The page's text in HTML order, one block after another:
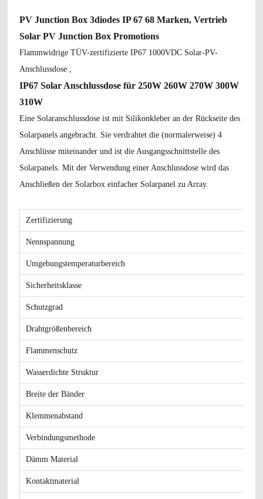
PV Junction Box 3diodes IP 67 68 Marken, Vertrieb
Solar PV Junction Box Promotions
Flammwidrige TÜV-zertifizierte IP67 1000VDC Solar-PV-
Anschlussdose
IP67 Solar Anschlussdose für 250W 260W 270W 300W
310W
Eine Solaranschlussdose ist mit Silikonkleber an der Rückseite des
Solarpanels angebracht. Sie verdrahtet die (normalerweise) 4
Anschlüsse miteinander und ist die Ausgangsschnittstelle des
Solarpanels. Mit der Verwendung einer Anschlussdose wird das
Anschließen der Solarbox einfacher Solarpanel zu Array.
Zertifizierung
Nennspannung
Umgebungstemperaturbereich
Sicherheitsklasse
Schutzgrad
Drahtgrößenbereich
Flammenschutz
Wasserdichte Struktur
Breite der Bänder
Klemmenabstand
Verbindungsmethode
Dämm Material
Kontaktmaterial